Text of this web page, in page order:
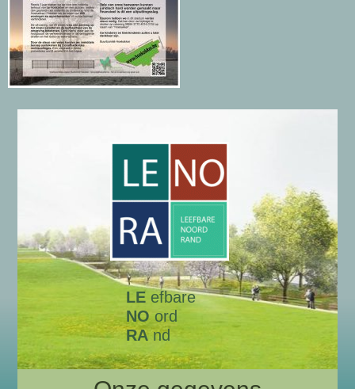
LE efbare
NOord
RAnd